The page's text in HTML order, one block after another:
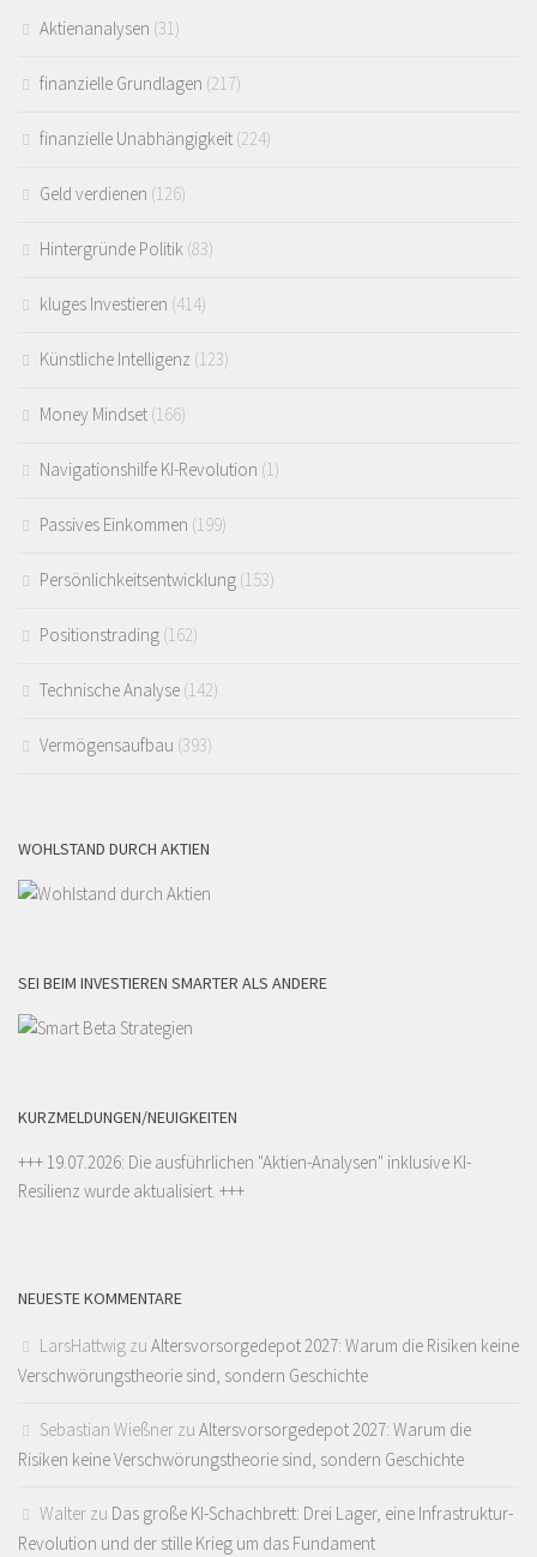
Aktienanalysen (31)
finanzielle Grundlagen (217)
finanzielle Unabhängigkeit (224)
Geld verdienen (126)
Hintergründe Politik (83)
kluges Investieren (414)
Künstliche Intelligenz (123)
Money Mindset (166)
Navigationshilfe KI-Revolution (1)
Passives Einkommen (199)
Persönlichkeitsentwicklung (153)
Positionstrading (162)
Technische Analyse (142)
Vermögensaufbau (393)
WOHLSTAND DURCH AKTIEN
SEI BEIM INVESTIEREN SMARTER ALS ANDERE
KURZMELDUNGEN/NEUIGKEITEN
+++ 19.07.2026: Die ausführlichen "Aktien-Analysen" inklusive KI-
Resilienz wurde aktualisiert. +++
NEUESTE KOMMENTARE
LarsHattwig zu Altersvorsorgedepot 2027: Warum die Risiken keine
Verschwörungstheorie sind, sondern Geschichte
Sebastian Wießner zu Altersvorsorgedepot 2027: Warum die
Risiken keine Verschwörungstheorie sind, sondern Geschichte
Walter zu Das große KI-Schachbrett: Drei Lager, eine Infrastruktur-
Revolution und der stille Krieg um das Fundament